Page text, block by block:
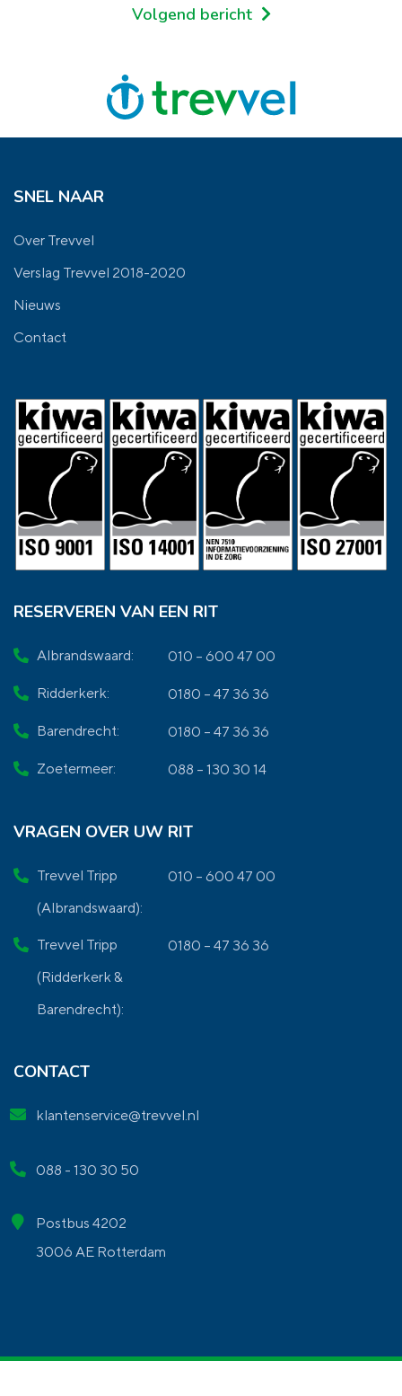
Volgend bericht
SNEL NAAR
Over Trevvel
Verslag Trevvel 2018-2020
Nieuws
Contact
RESERVEREN VAN EEN RIT
Albrandswaard: 010 – 600 47 00
Ridderkerk: 0180 – 47 36 36
Barendrecht: 0180 – 47 36 36
Zoetermeer: 088 – 130 30 14
VRAGEN OVER UW RIT
Trevvel Tripp
(Albrandswaard):
010 – 600 47 00
Trevvel Tripp
(Ridderkerk &
Barendrecht):
0180 – 47 36 36
CONTACT
klantenservice@trevvel.nl
088 - 130 30 50
Postbus 4202
3006 AE Rotterdam